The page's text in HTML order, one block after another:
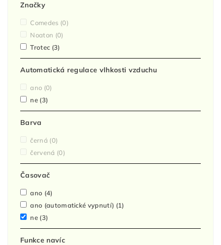
Značky
Comedes (0)
Noaton (0)
Trotec (3)
Automatická regulace vlhkosti vzduchu
ano (0)
ne (3)
Barva
černá (0)
červená (0)
Časovač
ano (4)
ano (automatické vypnutí) (1)
ne (3)
Funkce navíc